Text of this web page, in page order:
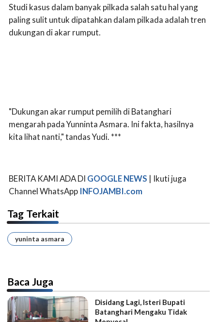
Studi kasus dalam banyak pilkada salah satu hal yang
paling sulit untuk dipatahkan dalam pilkada adalah tren
dukungan di akar rumput.
"Dukungan akar rumput pemilih di Batanghari
mengarah pada Yunninta Asmara. Ini fakta, hasilnya
kita lihat nanti," tandas Yudi. ***
BERITA KAMI ADA DI GOOGLE NEWS | Ikuti juga
Channel WhatsApp INFOJAMBI.com
Tag Terkait
yuninta asmara
Baca Juga
Disidang Lagi, Isteri Bupati
Batanghari Mengaku Tidak